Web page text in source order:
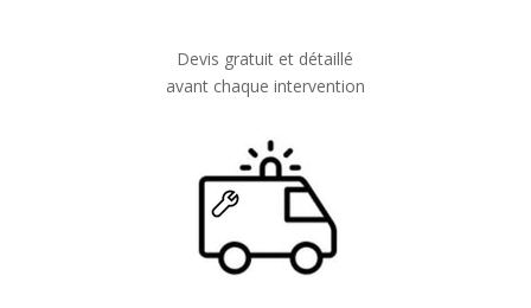
Devis gratuit et détaillé
avant chaque intervention